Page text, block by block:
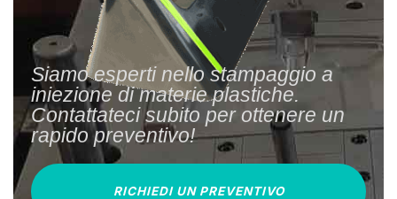
Siamo esperti nello stampaggio a
iniezione di materie plastiche.
Contattateci subito per ottenere un
rapido preventivo!
RICHIEDI UN PREVENTIVO